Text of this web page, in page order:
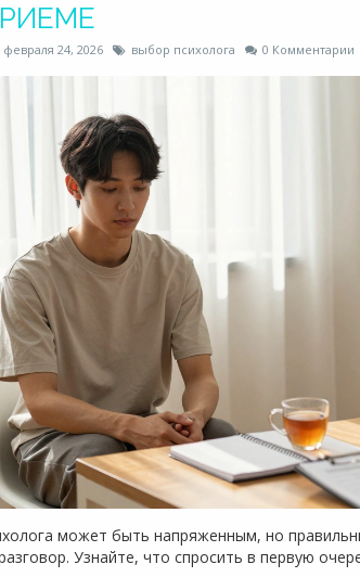
февраля 24, 2026 выбор психолога 0 Комментарии
может быть напряженным, но
Узнайте, что спросить в первую